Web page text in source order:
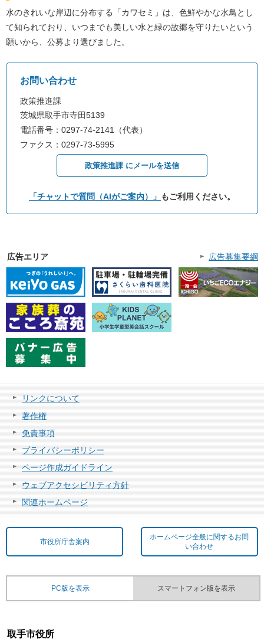
水のきれいな岸辺に分布する「カワセミ」は、色鮮やかな水鳥とし
て知られており、いつまでも美しい水と緑の故郷を守りたいという
願いから、公募より選びました。
お問い合わせ
政策推進課
茨城県取手市寺田5139
電話番号：0297-74-2141（代表）
ファクス：0297-73-5995
政策推進課 にメールを送信
「チャットで質問（AIがご案内）」 もご利用ください。
広告エリア 広告募集要綱
リンクについて
著作権
免責事項
プライバシーポリシー
ページ作成ガイドライン
ウェブアクセシビリティ方針
関連ホームページ
市役所庁舎案内
ホームページ全般に関するお問
い合わせ
PC版を表示 スマートフォン版を表示
取手市役所